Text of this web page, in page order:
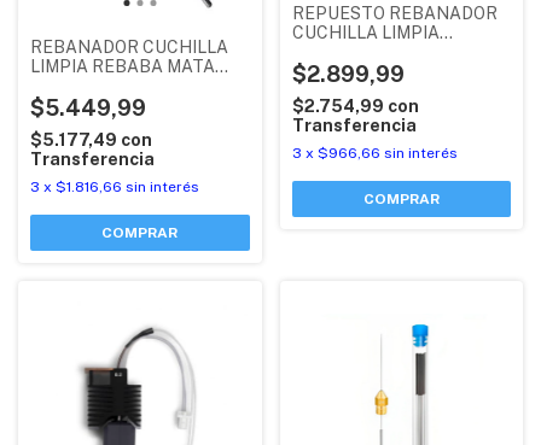
REBANADOR CUCHILLA
LIMPIA REBABA MATA
CELESTE
$5.449,99
$5.177,49 con
Transferencia
3 x $1.816,66 sin interés
REPUESTO REBANADOR
CUCHILLA LIMPIA
PLASTICO X1 UNIDAD
$2.899,99
$2.754,99 con
Transferencia
3 x $966,66 sin interés